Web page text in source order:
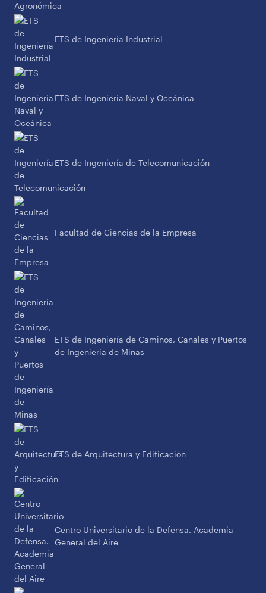
ETS de Ingeniería Industrial
ETS de Ingeniería Naval y Oceánica
ETS de Ingeniería de Telecomunicación
Facultad de Ciencias de la Empresa
ETS de Ingeniería de Caminos, Canales y Puertos
de Ingeniería de Minas
ETS de Arquitectura y Edificación
Centro Universitario de la Defensa. Academia
General del Aire